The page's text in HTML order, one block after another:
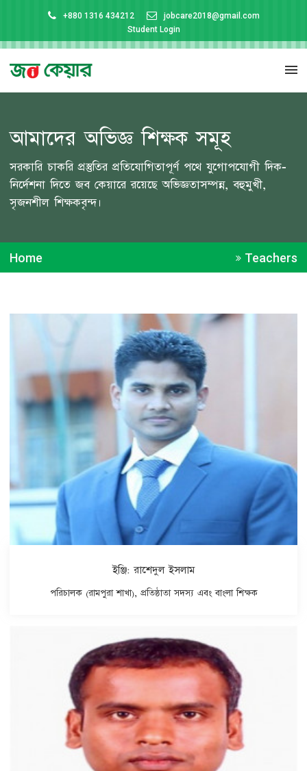
+880 1316 434212
jobcare2018@gmail.com
Student Login
আমাদের অভিজ্ঞ শিক্ষক সমূহ
সরকারি চাকরি প্রস্তুতির প্রতিযোগিতাপূর্ণ পথে যুগোপযোগী দিক-
নির্দেশনা দিতে জব কেয়ারে রয়েছে অভিজ্ঞতাসম্পন্ন, বহুমুখী,
সৃজনশীল শিক্ষকবৃন্দ।
Home Teachers
ইঞ্জি: রাশেদুল ইসলাম
পরিচালক (রামপুরা শাখা), প্রতিষ্ঠাতা সদস্য এবং বাংলা শিক্ষক